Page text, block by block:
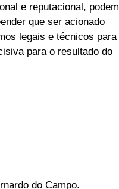
e reputacional, podem
que ser acionado
legais e técnicos para
para o resultado do
do Campo.